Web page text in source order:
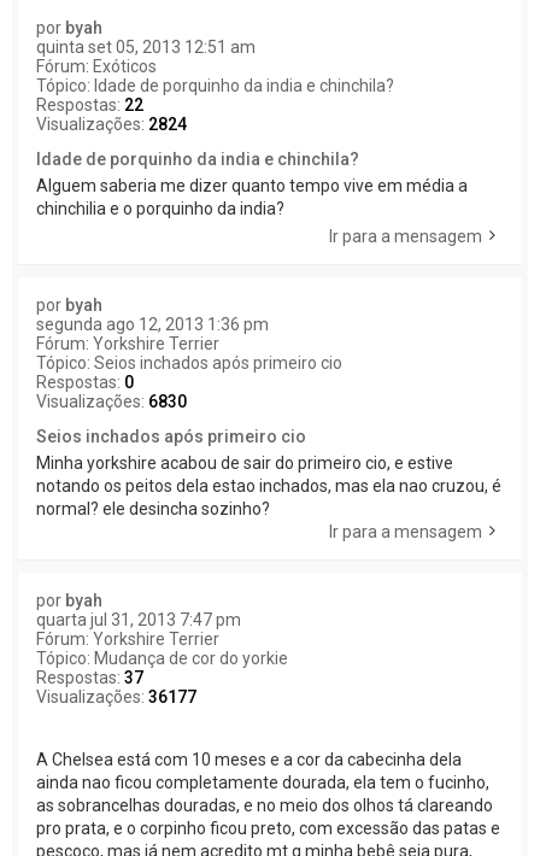
por byah
quinta set 05, 2013 12:51 am
Fórum: Exóticos
Tópico: Idade de porquinho da india e chinchila?
Respostas: 22
Visualizações: 2824
Idade de porquinho da india e chinchila?
Alguem saberia me dizer quanto tempo vive em média a
chinchilia e o porquinho da india?
Ir para a mensagem
por byah
segunda ago 12, 2013 1:36 pm
Fórum: Yorkshire Terrier
Tópico: Seios inchados após primeiro cio
Respostas: 0
Visualizações: 6830
Seios inchados após primeiro cio
Minha yorkshire acabou de sair do primeiro cio, e estive
notando os peitos dela estao inchados, mas ela nao cruzou, é
normal? ele desincha sozinho?
Ir para a mensagem
por byah
quarta jul 31, 2013 7:47 pm
Fórum: Yorkshire Terrier
Tópico: Mudança de cor do yorkie
Respostas: 37
Visualizações: 36177
A Chelsea está com 10 meses e a cor da cabecinha dela
ainda nao ficou completamente dourada, ela tem o fucinho,
as sobrancelhas douradas, e no meio dos olhos tá clareando
pro prata, e o corpinho ficou preto, com excessão das patas e
pescoço, mas já nem acredito mt q minha bebê seja pura,